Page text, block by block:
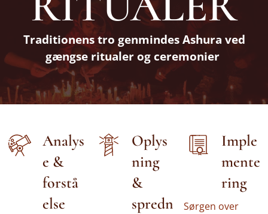
Traditionens tro genmindes Ashura ved
gængse ritualer og ceremonier
Analys
e &
forstå
else
Oplys
ning
&
spredn
Imple
mente
ring
Sørgen over